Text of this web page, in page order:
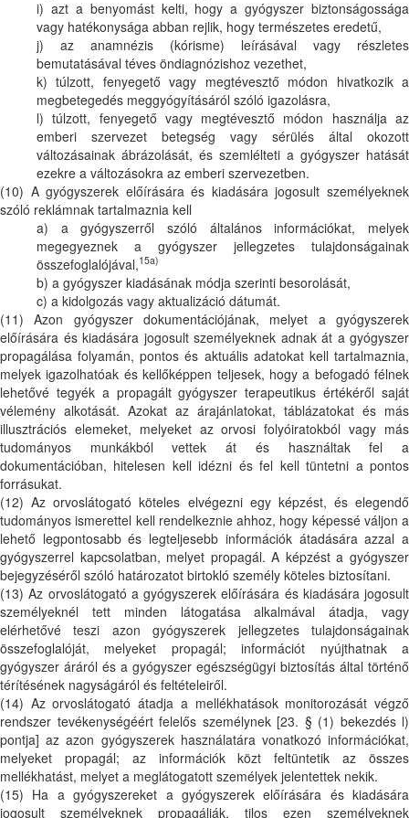
i) azt a benyomást kelti, hogy a gyógyszer biztonságossága
vagy hatékonysága abban rejlik, hogy természetes eredetű,
j) az anamnézis (kórisme) leírásával vagy részletes
bemutatásával téves öndiagnózishoz vezethet,
k) túlzott, fenyegető vagy megtévesztő módon hivatkozik a
megbetegedés meggyógyításáról szóló igazolásra,
l) túlzott, fenyegető vagy megtévesztő módon használja az
emberi szervezet betegség vagy sérülés által okozott
változásainak ábrázolását, és szemlélteti a gyógyszer hatását
ezekre a változásokra az emberi szervezetben.
(10) A gyógyszerek előírására és kiadására jogosult személyeknek
szóló reklámnak tartalmaznia kell
a) a gyógyszerről szóló általános információkat, melyek
megegyeznek a gyógyszer jellegzetes tulajdonságainak
összefoglalójával,15a)
b) a gyógyszer kiadásának módja szerinti besorolását,
c) a kidolgozás vagy aktualizáció dátumát.
(11) Azon gyógyszer dokumentációjának, melyet a gyógyszerek
előírására és kiadására jogosult személyeknek adnak át a gyógyszer
propagálása folyamán, pontos és aktuális adatokat kell tartalmaznia,
melyek igazolhatóak és kellőképpen teljesek, hogy a befogadó félnek
lehetővé tegyék a propagált gyógyszer terapeutikus értékéről saját
vélemény alkotását. Azokat az árajánlatokat, táblázatokat és más
illusztrációs elemeket, melyeket az orvosi folyóiratokból vagy más
tudományos munkákból vettek át és használtak fel a
dokumentációban, hitelesen kell idézni és fel kell tüntetni a pontos
forrásukat.
(12) Az orvoslátogató köteles elvégezni egy képzést, és elegendő
tudományos ismerettel kell rendelkeznie ahhoz, hogy képessé váljon a
lehető legpontosabb és legteljesebb információk átadására azzal a
gyógyszerrel kapcsolatban, melyet propagál. A képzést a gyógyszer
bejegyzéséről szóló határozatot birtokló személy köteles biztosítani.
(13) Az orvoslátogató a gyógyszerek előírására és kiadására jogosult
személyeknél tett minden látogatása alkalmával átadja, vagy
elérhetővé teszi azon gyógyszerek jellegzetes tulajdonságainak
összefoglalóját, melyeket propagál; információt nyújthatnak a
gyógyszer áráról és a gyógyszer egészségügyi biztosítás által történő
térítésének nagyságáról és feltételeiről.
(14) Az orvoslátogató átadja a mellékhatások monitorozását végző
rendszer tevékenységéért felelős személynek [23. § (1) bekezdés l)
pontja] az azon gyógyszerek használatára vonatkozó információkat,
melyeket propagál; az információk közt feltüntetik az összes
mellékhatást, melyet a meglátogatott személyek jelentettek nekik.
(15) Ha a gyógyszereket a gyógyszerek előírására és kiadására
jogosult személyeknek propagálják, tilos ezen személyeknek